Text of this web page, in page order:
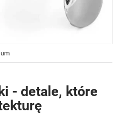
- detale, które